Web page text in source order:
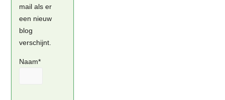
mail als er
een nieuw
blog
verschijnt.
Naam*